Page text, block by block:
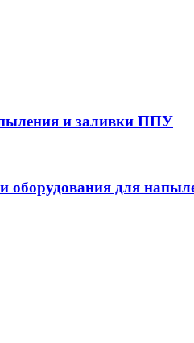
и заливки ППУ
оборудования для